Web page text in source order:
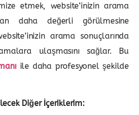
etmek, website’inizin arama
daha değerli görülmesine
arama sonuçlarında
ulaşmasını sağlar. Bu
ile daha profesyonel şekilde
Diğer İçeriklerim: